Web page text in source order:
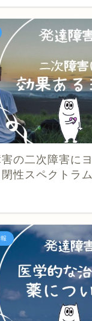
の二次障害に
性スペクトラ